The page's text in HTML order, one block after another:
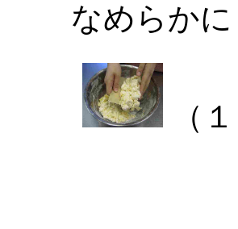
なめらかに
（